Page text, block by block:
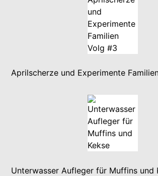
Aprilscherze und Experimente
Unterwasser Aufleger für Muffins und